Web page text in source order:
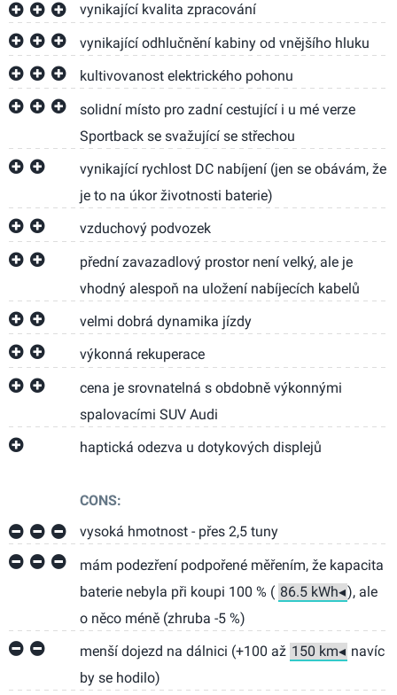
vynikající kvalita zpracování
vynikající odhlučnění kabiny od vnějšího hluku
kultivovanost elektrického pohonu
solidní místo pro zadní cestující i u mé verze
Sportback se svažující se střechou
vynikající rychlost DC nabíjení (jen se obávám, že
je to na úkor životnosti baterie)
vzduchový podvozek
přední zavazadlový prostor není velký, ale je
vhodný alespoň na uložení nabíjecích kabelů
velmi dobrá dynamika jízdy
výkonná rekuperace
cena je srovnatelná s obdobně výkonnými
spalovacími SUV Audi
haptická odezva u dotykových displejů
CONS:
vysoká hmotnost - přes 2,5 tuny
mám podezření podpořené měřením, že kapacita
baterie nebyla při koupi 100 % (
), ale
o něco méně (zhruba -5 %)
menší dojezd na dálnici (+100 až
navíc
by se hodilo)